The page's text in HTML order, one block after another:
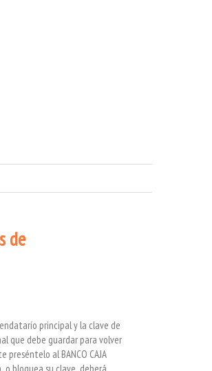
de
principal y la clave de
que debe guardar para volver
al BANCO CAJA
o bloquea su clave deberá